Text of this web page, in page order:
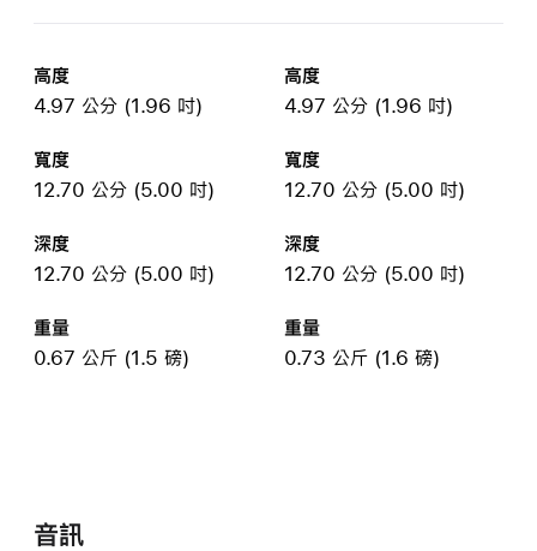
高度
4.97 公分 (1.96 吋)
高度
4.97 公分 (1.96 吋)
寬度
12.70 公分 (5.00 吋)
寬度
12.70 公分 (5.00 吋)
深度
12.70 公分 (5.00 吋)
深度
12.70 公分 (5.00 吋)
重量
0.67 公斤 (1.5 磅)
重量
0.73 公斤 (1.6 磅)
音訊